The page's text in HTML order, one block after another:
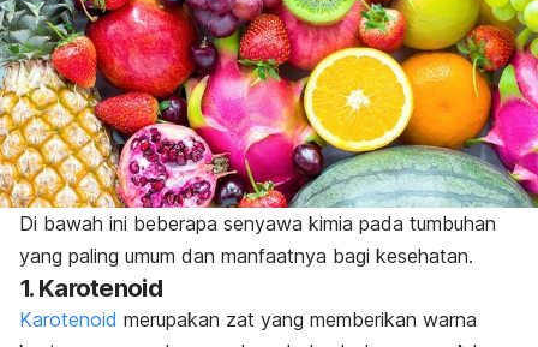
Di bawah ini beberapa senyawa kimia pada tumbuhan
yang paling umum dan manfaatnya bagi kesehatan.
1. Karotenoid
Karotenoid merupakan zat yang memberikan warna